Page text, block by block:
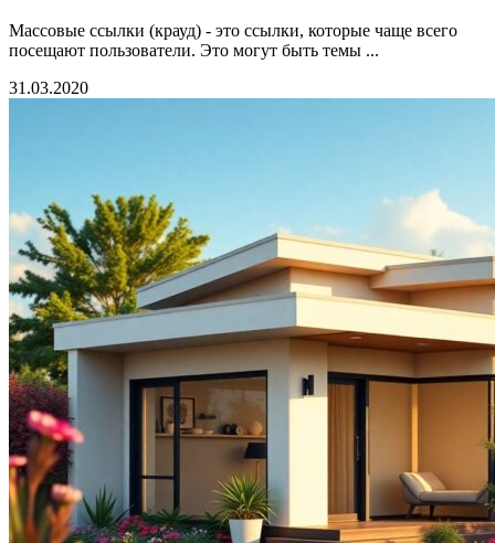
Массовые ссылки (крауд) - это ссылки, которые чаще всего
посещают пользователи. Это могут быть темы ...
31.03.2020